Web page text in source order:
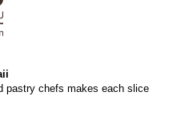
pastry chefs makes each slice